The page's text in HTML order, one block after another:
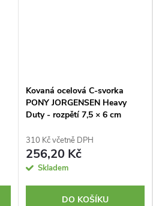
Kovaná ocelová C-svorka
PONY JORGENSEN Heavy
Duty - rozpětí 7,5 × 6 cm
310 Kč včetně DPH
256,20 Kč
Skladem
DO KOŠÍKU